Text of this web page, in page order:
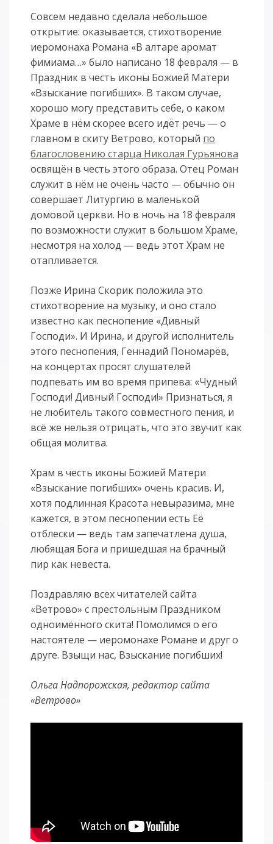
Совсем недавно сделала небольшое
открытие: оказывается, стихотворение
иеромонаха Романа «В алтаре аромат
фимиама…» было написано 18 февраля — в
Праздник в честь иконы Божией Матери
«Взыскание погибших». В таком случае,
хорошо могу представить себе, о каком
Храме в нём скорее всего идёт речь — о
главном в скиту Ветрово, который по
благословению старца Николая Гурьянова
освящён в честь этого образа. Отец Роман
служит в нём не очень часто — обычно он
совершает Литургию в маленькой
домовой церкви. Но в ночь на 18 февраля
по возможности служит в большом Храме,
несмотря на холод — ведь этот Храм не
отапливается.
Позже Ирина Скорик положила это
стихотворение на музыку, и оно стало
известно как песнопение «Дивный
Господи». И Ирина, и другой исполнитель
этого песнопения, Геннадий Пономарёв,
на концертах просят слушателей
подпевать им во время припева: «Чудный
Господи! Дивный Господи!» Признаться, я
не любитель такого совместного пения, и
всё же нельзя отрицать, что это звучит как
общая молитва.
Храм в честь иконы Божией Матери
«Взыскание погибших» очень красив. И,
хотя подлинная Красота невыразима, мне
кажется, в этом песнопении есть Её
отблески — ведь там запечатлена душа,
любящая Бога и пришедшая на брачный
пир как невеста.
Поздравляю всех читателей сайта
«Ветрово» с престольным Праздником
одноимённого скита! Помолимся о его
настоятеле — иеромонахе Романе и друг о
друге. Взыщи нас, Взыскание погибших!
Ольга Надпорожская, редактор сайта
«Ветрово»